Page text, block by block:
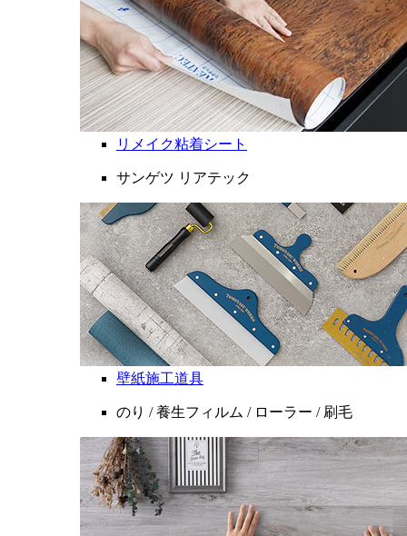
リメイク粘着シート
サンゲツ リアテック
壁紙施工道具
のり / 養生フィルム / ローラー / 刷毛